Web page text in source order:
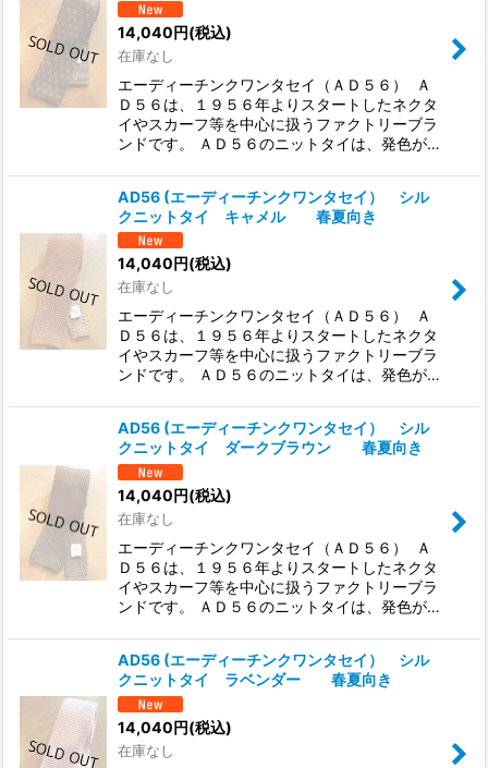
14,040円(税込)
在庫なし
エーディーチンクワンタセイ（ＡＤ５６） Ａ
Ｄ５６は、１９５６年よりスタートしたネクタ
イやスカーフ等を中心に扱うファクトリーブラ
ンドです。 ＡＤ５６のニットタイは、発色が…
AD56 (エーディーチンクワンタセイ） シル
クニットタイ キャメル 春夏向き
14,040円(税込)
在庫なし
エーディーチンクワンタセイ（ＡＤ５６） Ａ
Ｄ５６は、１９５６年よりスタートしたネクタ
イやスカーフ等を中心に扱うファクトリーブラ
ンドです。 ＡＤ５６のニットタイは、発色が…
AD56 (エーディーチンクワンタセイ） シル
クニットタイ ダークブラウン 春夏向き
14,040円(税込)
在庫なし
エーディーチンクワンタセイ（ＡＤ５６） Ａ
Ｄ５６は、１９５６年よりスタートしたネクタ
イやスカーフ等を中心に扱うファクトリーブラ
ンドです。 ＡＤ５６のニットタイは、発色が…
AD56 (エーディーチンクワンタセイ） シル
クニットタイ ラベンダー 春夏向き
14,040円(税込)
在庫なし